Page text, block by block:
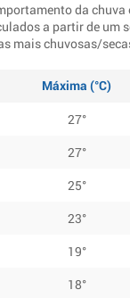
da
a partir de um
mais chuvosas/
Máxima (°C)
27°
27°
25°
23°
19°
18°